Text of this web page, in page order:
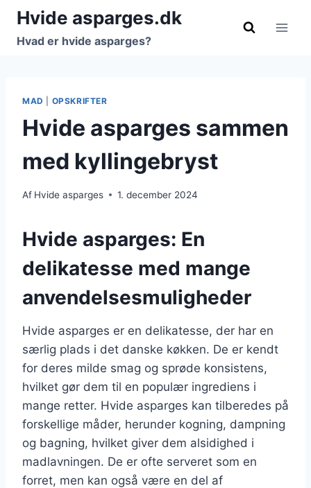
Fortsæt
indhold
Hvide asparges.dk
Hvad er hvide asparges?
MAD OPSKRIFTER
Hvide asparges sammen
med kyllingebryst
Af Hvide asparges 1. december 2024
Hvide asparges: En
delikatesse med mange
anvendelsesmuligheder
Hvide asparges er en delikatesse, der har en
særlig plads i det danske køkken. De er kendt
for deres milde smag og sprøde konsistens,
hvilket gør dem til en populær ingrediens i
mange retter. Hvide asparges kan tilberedes på
forskellige måder, herunder kogning, dampning
og bagning, hvilket giver dem alsidighed i
madlavningen. De er ofte serveret som en
forret, men kan også være en del af